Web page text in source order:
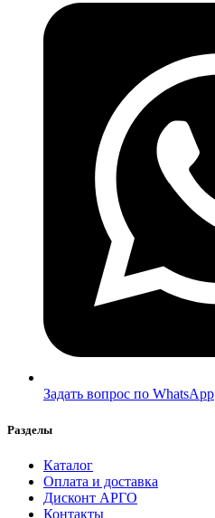
Задать вопрос по WhatsApp
Разделы
Каталог
Оплата и доставка
Дисконт АРГО
Контакты